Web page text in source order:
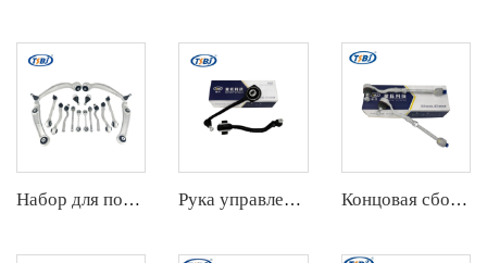
Набор для подвески Рука управления Концовая сборка штанги